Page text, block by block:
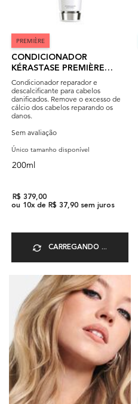
PREMIÈRE
CONDICIONADOR
KÉRASTASE PREMIÈRE
FONDANT FLUIDITÉ
RÉPARATEUR
Condicionador reparador e
descalcificante para cabelos
danificados. Remove o excesso de
cálcio dos cabelos reparando os
danos.
Sem avaliação
Único tamanho disponível
200ml
R$ 379,00
ou 10x de R$ 37,90sem juros
CARREGANDO ...